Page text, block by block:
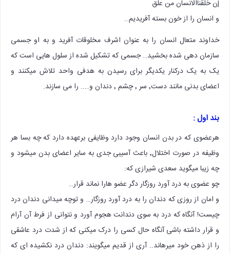
إن خلقناالانسان من علق
و انسان را از خون بسته آفریدیم…
خداوند متعال انسان را به عنوان اشرف مخلوقات آفرید و به او جسمی
سازمان دهی شده بخشید… جسمی که تشکیل شده از سلول هایی است که
یک به یک درکنار یکدیگر برای رسیدن به هدفی واحد تلاش میکنند و
اعضای بدنی مانند دست٬ سر ٬ چشم ٬ دندان و….. را می سازند.
بند اول :
هرعضوی که در بدن انسان وجود دارد وظایفی برعهده دارد که چه بسا هر
وظیفه در صورت اختلال٬ باعث آسیبی جدی به سایر اعضای بدن میشود و
چه زیبا میگوید سعدی شیرازی که:
چو عضوی به درد آورد روزگار دگر عضو هارا نماند قرار…
و امان از روزی که دندان را به درد آورد روزگار… و توچه میدانی دندان درد
چیست! آنگاه که درد به سوی دندانت هجوم آورد و نتوانی از فرط آن آرام
و قرار داشته باشی آنگاه حال کسی را درک میکنی که از شدت درد عاشقی
را از ذهن خود میرهاند.. آری از قدیم میگویند: دندان درد نکشیده ای که